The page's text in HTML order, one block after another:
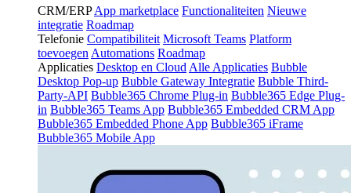
CRM/ERP App marketplace Functionaliteiten Nieuwe
integratie Roadmap
Telefonie Compatibiliteit Microsoft Teams Platform
toevoegen Automations Roadmap
Applicaties Desktop en Cloud Alle Applicaties Bubble
Desktop Pop-up Bubble Gateway Integratie Bubble Third-
Party-API Bubble365 Chrome Plug-in Bubble365 Edge Plug-
in Bubble365 Teams App Bubble365 Embedded CRM App
Bubble365 Embedded Phone App Bubble365 iFrame
Bubble365 Mobile App